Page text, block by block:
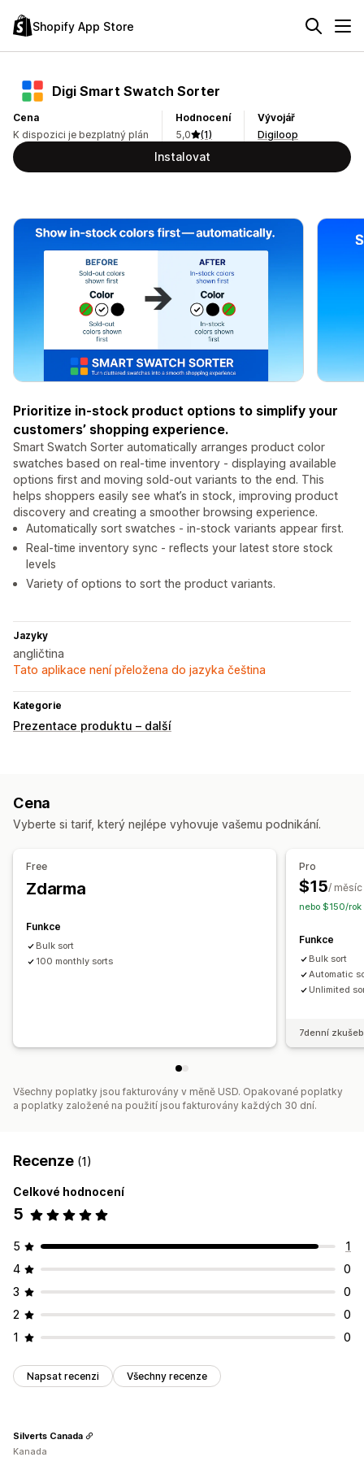
Shopify App Store
Digi Smart Swatch Sorter
Cena
K dispozici je bezplatný plán
Hodnocení
5,0
(1)
Vývojář
Digiloop
Instalovat
Prioritize in-stock product options to simplify your
customers’ shopping experience.
Smart Swatch Sorter automatically arranges product color
swatches based on real-time inventory - displaying available
options first and moving sold-out variants to the end. This
helps shoppers easily see what’s in stock, improving product
discovery and creating a smoother browsing experience.
Automatically sort swatches - in-stock variants appear first.
Real-time inventory sync - reflects your latest store stock
levels
Variety of options to sort the product variants.
Jazyky
angličtina
Tato aplikace není přeložena do jazyka čeština
Kategorie
Prezentace produktu – další
Cena
Vyberte si tarif, který nejlépe vyhovuje vašemu podnikání.
Free
Zdarma
Funkce
Bulk sort
100 monthly sorts
Pro
$15/ měsíc
nebo $150/rok
Funkce
Bulk sort
Automatic
Unlimited
7denní
Všechny poplatky jsou fakturovány v měně USD. Opakované poplatky
a poplatky založené na použití jsou fakturovány každých 30 dní.
Recenze (1)
Celkové hodnocení
5
5
1
4
0
3
0
2
0
1
0
Napsat recenzi Všechny recenze
Silverts Canada
Kanada